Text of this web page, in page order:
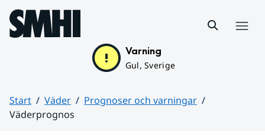
Hoppa till sidans innehåll
Varning
Gul, Sverige
Start Väder
Prognoser och varningar
Väderprognos